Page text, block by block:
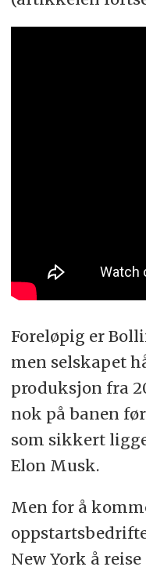
Foreløpig er
men selskapet
produksjon fra
nok på banen
som sikkert
Elon Musk.
Men for å
New York å